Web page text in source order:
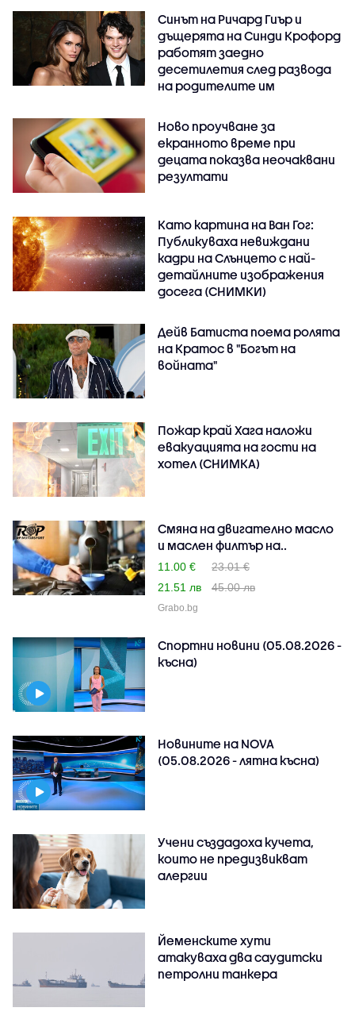
Синът на Ричард Гиър и
дъщерята на Синди Крофорд
работят заедно
десетилетия след развода
на родителите им
Ново проучване за
екранното време при
децата показва неочаквани
резултати
Като картина на Ван Гог:
Публикуваха невиждани
кадри на Слънцето с най-
детайлните изображения
досега (СНИМКИ)
Дейв Батиста поема ролята
на Кратос в "Богът на
войната"
Пожар край Хага наложи
евакуацията на гости на
хотел (СНИМКА)
Смяна на двигателно масло
и маслен филтър на..
11.00 €
23.01 €
21.51 лв
45.00 лв
Grabo.bg
Спортни новини (05.08.2026 -
късна)
Новините на NOVA
(05.08.2026 - лятна късна)
Учени създадоха кучета,
които не предизвикват
алергии
Йеменските хути
атакуваха два саудитски
петролни танкера